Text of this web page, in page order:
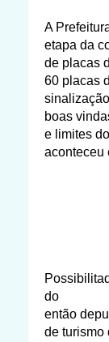
A
etapa da
de placas
60 placas
boas
e limites
aconteceu
do
então
de turismo